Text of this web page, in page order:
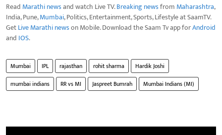
Read Marathi newsand watch Live TV.Breaking newsfrom Maharashtra,
India, Pune,Mumbai, Politics, Entertainment, Sports, Lifestyle at SaamTV.
GetLive Marathi newson Mobile. Download the Saam Tv app forAndroid
and IOS.
Mumbai IPL rajasthan rohit sharma
Hardik Joshi
mumbai indians
RR vs MI Jaspreet Bumrah Mumbai Indians (MI)